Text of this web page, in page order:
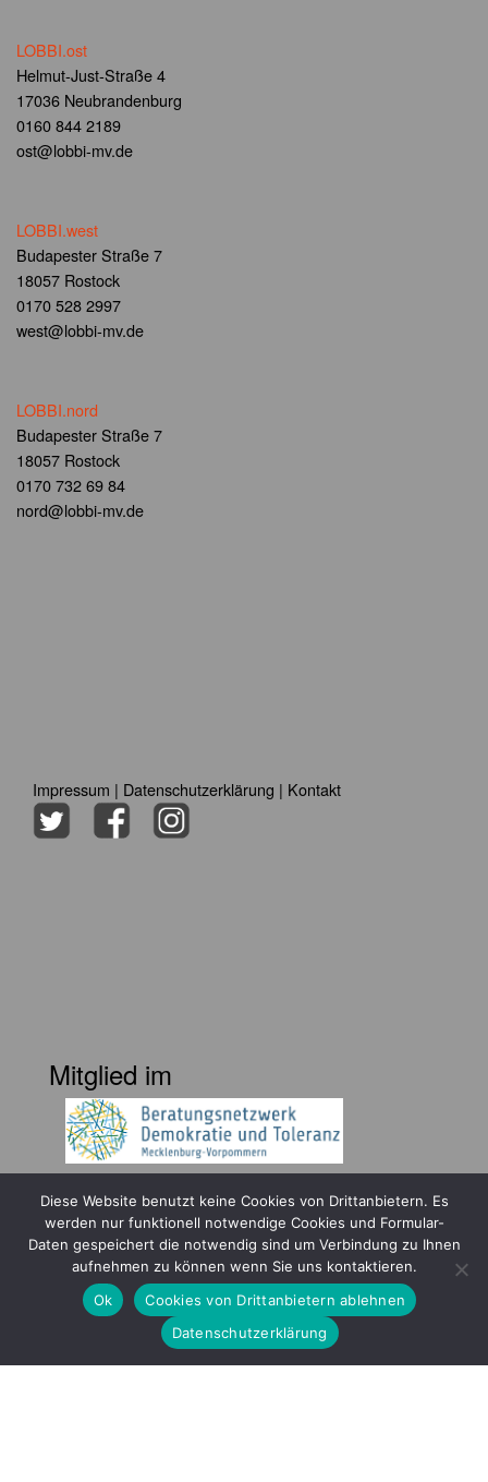
LOBBI.ost
Helmut-Just-Straße 4
17036 Neubrandenburg
0160 844 2189
ost@lobbi-mv.de
LOBBI.west
Budapester Straße 7
18057 Rostock
0170 528 2997
west@lobbi-mv.de
LOBBI.nord
Budapester Straße 7
18057 Rostock
0170 732 69 84
nord@lobbi-mv.de
Impressum | Datenschutzerklärung | Kontakt
Mitglied im
Gefördert durch
Diese Website benutzt keine Cookies von Drittanbietern. Es
werden nur funktionell notwendige Cookies und Formular-
Daten gespeichert die notwendig sind um Verbindung zu Ihnen
aufnehmen zu können wenn Sie uns kontaktieren.
Ok
Cookies von Drittanbietern ablehnen
Datenschutzerklärung